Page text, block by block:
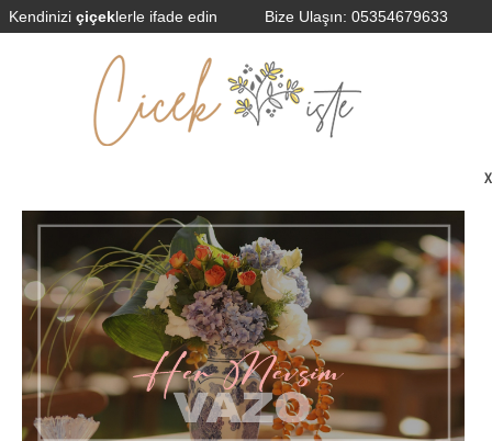
Kendinizi çiçeklerle ifade edin Bize Ulaşın: 05354679633